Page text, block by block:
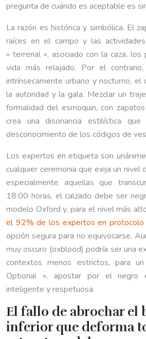
pregunta de cuándo es aceptable es
La razón es histórica y simbólica. El
raíces en el campo y las
« terrenal », asociado con la caza,
vida más relajado. Por el
intrínsecamente urbano y nocturno, el
la autoridad y la gala. Mezclar un
formalidad del esmoquin, con
crea una disonancia estilística
desconocimiento de los códigos de
Los expertos en etiqueta son
cualquier ceremonia que exija un nivel
especialmente aquellas que
18:00 horas, el calzado debe ser
modelo Oxford y, para el nivel más
el 92% de los expertos en protocolo
opción segura para no equivocarse.
muy oscuro (oxblood) podría ser una
contextos menos estrictos, para
Optional », apostar por el negro
inteligente y respetuosa.
El fallo de abrochar el
inferior que deforma